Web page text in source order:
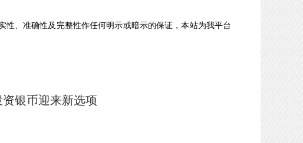
、准确性及完整性作任何明示或暗示的保证，本站为我平台
银币迎来新选项